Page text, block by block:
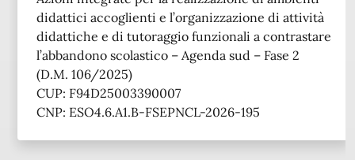
didattici accoglienti e l’organizzazione di attività
didattiche e di tutoraggio funzionali a contrastare
l’abbandono scolastico – Agenda sud – Fase 2
(D.M. 106/2025)
CUP: F94D25003390007
CNP: ESO4.6.A1.B-FSEPNCL-2026-195